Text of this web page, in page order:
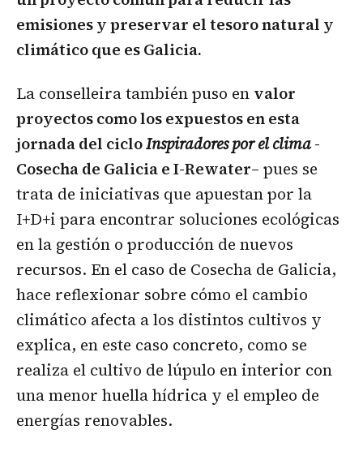
emisiones y preservar el tesoro natural y
climático que es Galicia.
La conselleira también puso en valor
proyectos como los expuestos en esta
jornada del cicloInspiradores por el clima-
Cosecha de Galicia e I-Rewater– pues se
trata de iniciativas que apuestan por la
I+D+i para encontrar soluciones ecológicas
en la gestión o producción de nuevos
recursos. En el caso de Cosecha de Galicia,
hace reflexionar sobre cómo el cambio
climático afecta a los distintos cultivos y
explica, en este caso concreto, como se
realiza el cultivo de lúpulo en interior con
una menor huella hídrica y el empleo de
energías renovables.